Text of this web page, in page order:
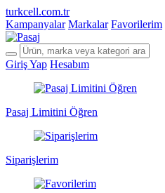
turkcell.com.tr
Kampanyalar Markalar Favorilerim
Giriş Yap Hesabım
Pasaj Limitini Öğren
Siparişlerim